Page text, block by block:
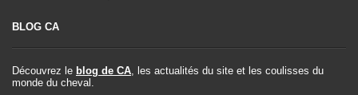
BLOG CA
Découvrez le blog de CA , les actualités du site et les coulisses du
monde du cheval.